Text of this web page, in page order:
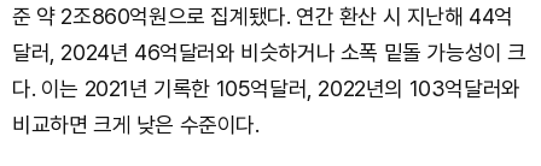
준 약 2조860억원으로 집계됐다. 연간 환산 시 지난해 44억
달러, 2024년 46억달러와 비슷하거나 소폭 밑돌 가능성이 크
다. 이는 2021년 기록한 105억달러, 2022년의 103억달러와
비교하면 크게 낮은 수준이다.